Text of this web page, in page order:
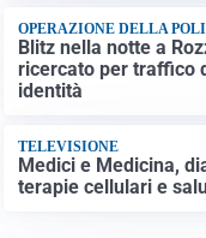
OPERAZIONE DELLA
Blitz nella notte a
ricercato per traffico
identità
TELEVISIONE
Medici e Medicina,
terapie cellulari e